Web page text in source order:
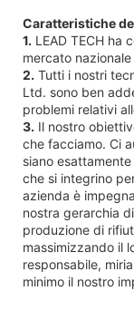
Caratteristiche
1. LEAD TECH ha
mercato
2. Tutti i nostri
Ltd. sono ben
problemi relativi
3. Il nostro
che facciamo. Ci
siano
che si integrino
azienda è
nostra gerarchia
produzione di
massimizzando il
responsabile,
minimo il nostro